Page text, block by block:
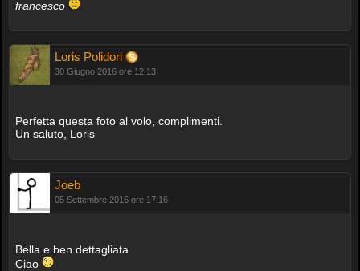
francesco
Loris Polidori
30 Giugno 2016 ore 12:13
Perfetta questa foto al volo, complimenti.
Un saluto, Loris
Joeb
05 Settembre 2016 ore 17:16
Bella e ben dettagliata
Ciao